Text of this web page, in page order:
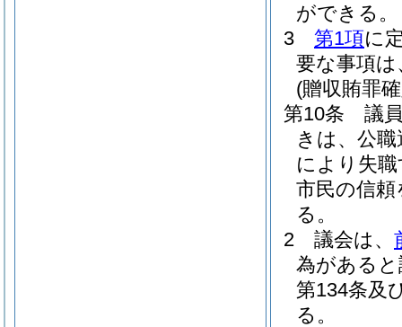
ができる。
3
第1項に
要な事項
(贈収賄罪
第10条
議
きは、公
により失
市民の信
る。
2
議会は、
為がある
第134条及
る。